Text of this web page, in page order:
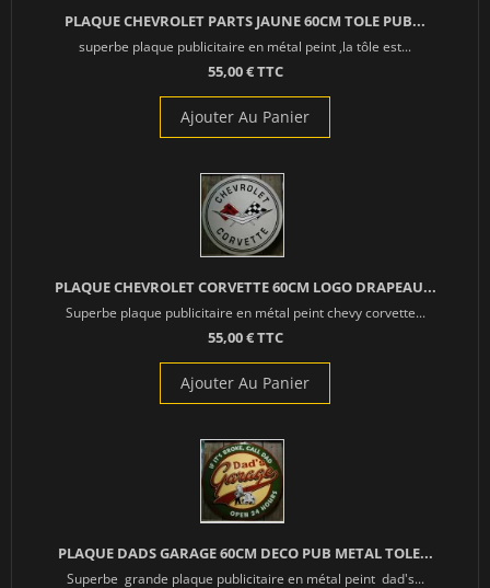
PLAQUE CHEVROLET PARTS JAUNE 60CM TOLE PUB...
superbe plaque publicitaire en métal peint ,la tôle est...
55,00 € TTC
Ajouter Au Panier
PLAQUE CHEVROLET CORVETTE 60CM LOGO DRAPEAU...
Superbe plaque publicitaire en métal peint chevy corvette...
55,00 € TTC
Ajouter Au Panier
PLAQUE DADS GARAGE 60CM DECO PUB METAL TOLE...
Superbe grande plaque publicitaire en métal peint dad's...